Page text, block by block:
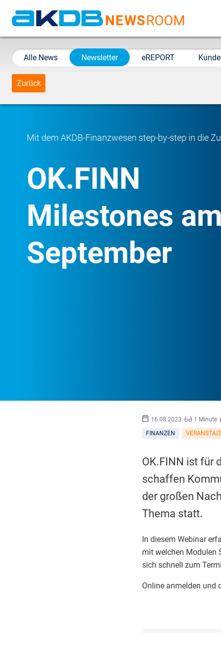
Datenverarbeitung in
NEWSROOM
Alle News Newsletter eREPORT
Zurück
Mit dem AKDB-Finanzwesen step-by-step in die
OK.FINN
Milestones
September
16.08.2023 1 Minute
FINANZEN
OK.FINN ist für
schaffen
der großen
Thema statt.
In diesem Webinar
mit welchen Modulen
sich schnell zum
Online anmelden und